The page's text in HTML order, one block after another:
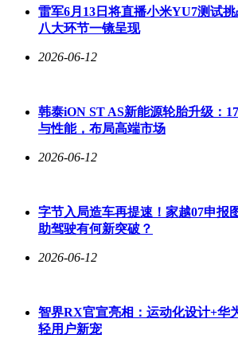
雷军6月13日将直播小米YU7测试
八大环节一镜呈现
2026-06-12
韩泰iON ST AS新能源轮胎升级：
与性能，布局高端市场
2026-06-12
字节入局造车再提速！家越07申报
助驾驶有何新突破？
2026-06-12
智界RX官宣亮相：运动化设计+华
轻用户新宠